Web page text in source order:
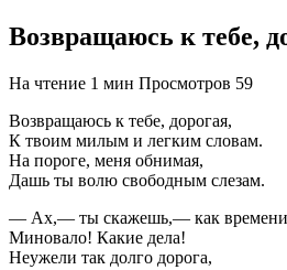
Возвращаюсь к тебе,
На чтение 1 мин Просмотров 59
Возвращаюсь к тебе, дорогая,
К твоим милым и легким словам.
На пороге, меня обнимая,
Дашь ты волю свободным слезам.
— Ах,— ты скажешь,— как
Миновало! Какие дела!
Неужели так долго дорога,